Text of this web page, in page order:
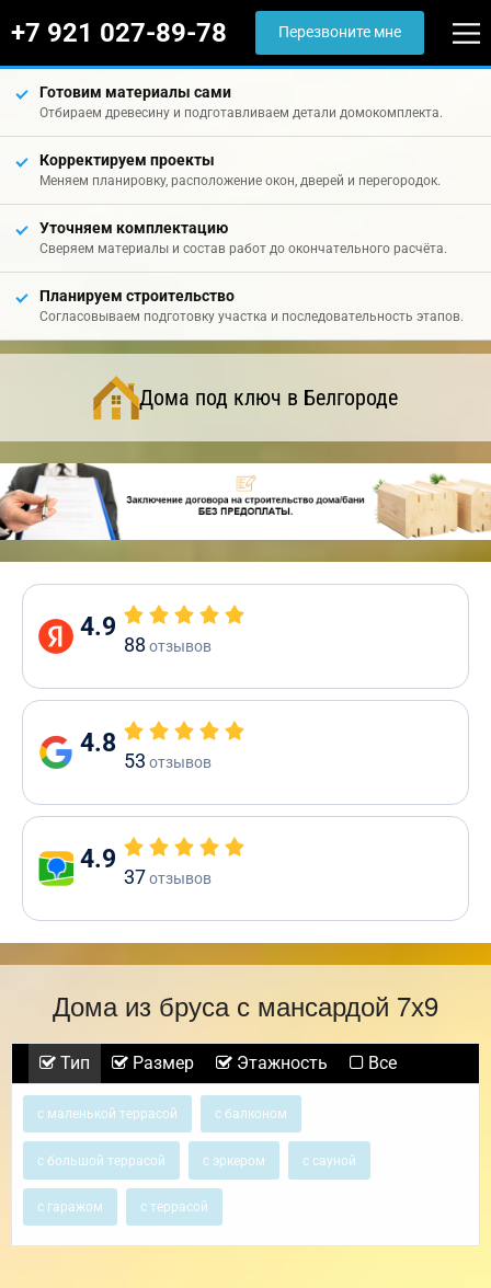
+7 921 027-89-78 Перезвоните мне
Готовим материалы сами
Отбираем древесину и подготавливаем детали домокомплекта.
Корректируем проекты
Меняем планировку, расположение окон, дверей и перегородок.
Уточняем комплектацию
Сверяем материалы и состав работ до окончательного расчёта.
Планируем строительство
Согласовываем подготовку участка и последовательность этапов.
Дома под ключ в Белгороде
4.9
88 отзывов
4.8
53 отзывов
4.9
37отзывов
Дома из бруса с мансардой 7х9
Тип Размер Этажность Все
с маленькой террасой с балконом
с большой террасой с эркером с сауной
с гаражом с террасой